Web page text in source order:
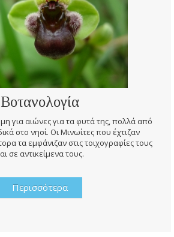
Βοτανολογία
για αιώνες για τα φυτά της, πολλά από
στο νησί. Οι Μινωίτες που έχτιζαν
τα εμφάνιζαν στις τοιχογραφίες τους
σε αντικείμενα τους.
Περισσότερα